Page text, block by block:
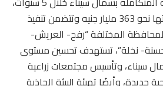
فقد تصل حجم استثماراتها نحو 363 مليار جنيه وتتضمن تنفيذ
المحافظة المختلفة “رفح- العريش-
نخلة”، تستهدف تحسين مستوى
سيناء، وتأسيس مجتمعات زراعية
جديدة، وأيضًا تهيئة البيئة الجاذبة